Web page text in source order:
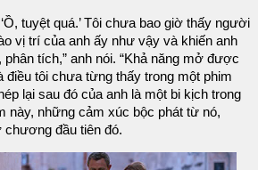
tuyệt quá.’ Tôi chưa bao giờ thấy người
vị trí của anh ấy như vậy và khiến anh
tích,” anh nói. “Khả năng mở được
điều tôi chưa từng thấy trong một phim
lại sau đó của anh là một bi kịch trong
này, những cảm xúc bộc phát từ nó,
chương đầu tiên đó.